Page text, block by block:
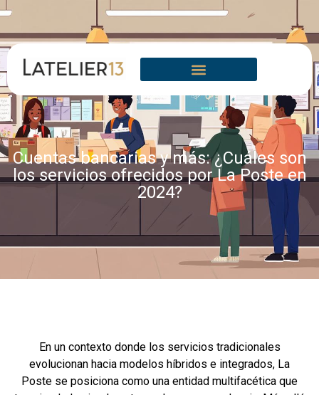
Cuentas bancarias y más: ¿Cuáles son
los servicios ofrecidos por La Poste en
2024?
En un contexto donde los servicios tradicionales
evolucionan hacia modelos híbridos e integrados, La
Poste se posiciona como una entidad multifacética que